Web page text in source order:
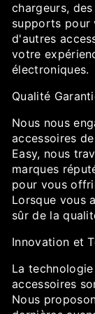
chargeurs,
supports pour
d'autres
votre
électroniques.
Qualité
Nous nous
accessoires
Easy, nous
marques
pour vous
Lorsque vous
sûr de la
Innovation et
La
accessoires
Nous